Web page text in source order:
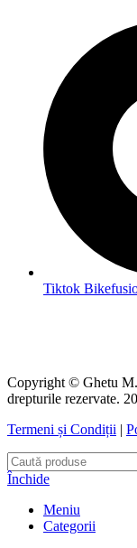
Tiktok
Copyright © Ghetu
drepturile rezervate.
Termeni și Condiții |
Închide
Meniu
Categorii